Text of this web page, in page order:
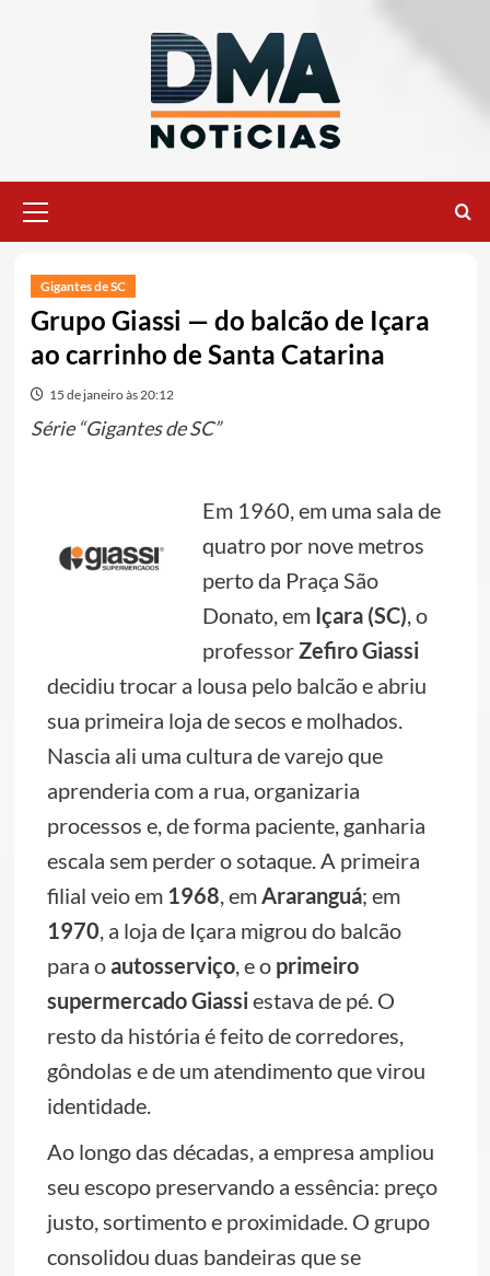
principal
Gigantes de SC
Grupo Giassi — do balcão de Içara
ao carrinho de Santa Catarina
15 de janeiro às 20:12
Série “Gigantes de SC”
Em 1960, em uma sala de
quatro por nove metros
perto da Praça São
Donato, em Içara (SC), o
professorZefiro Giassi
decidiu trocar a lousa pelo balcão e abriu
sua primeira loja de secos e molhados.
Nascia ali uma cultura de varejo que
aprenderia com a rua, organizaria
processos e, de forma paciente, ganharia
escala sem perder o sotaque. A primeira
filial veio em 1968, emAraranguá; em
1970, a loja de Içara migrou do balcão
para oautosserviço, e o primeiro
supermercado Giassiestava de pé. O
resto da história é feito de corredores,
gôndolas e de um atendimento que virou
identidade.
Ao longo das décadas, a empresa ampliou
seu escopo preservando a essência: preço
justo, sortimento e proximidade. O grupo
consolidou duas bandeiras que se